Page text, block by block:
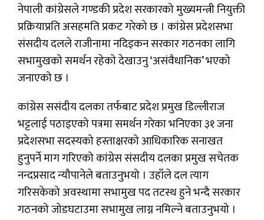
नेपाली कांग्रेसले गण्डकी प्रदेश सरकारको मुख्यमन्त्री नियुक्ती
प्रक्रियाप्रति असहमति प्रकट गरेको छ । कांग्रेस प्रदेशसभा
संसदीय दलले राजीनामा नदिइकन सरकार गठनका लागि
सभामुखको समर्थन रहेको देखाउनु ‘असंवैधानिक’ भएको
जनाएको छ ।
कांग्रेस ससंदीय दलका तर्फबाट प्रदेश प्रमुख डिल्लीराज
भट्टलाई पठाइएको पत्रमा समर्थन गरेका भनिएका ३१ जना
प्रदेशसभा सदस्यको हस्ताक्षरको आधिकारिक सनाखत
हुनुपर्ने माग गरिएको कांग्रेस संसदीय दलका प्रमुख सचेतक
नन्दप्रसाद न्यौपानेले बताउनुभयो । उहाँले दल त्याग
गरिसकेको अवस्थामा सभामुख पद तटस्थ हुने भन्दै सरकार
गठनको जोडघटाउमा सभामुख लाग्न नमिल्ने बताउनुभयो ।